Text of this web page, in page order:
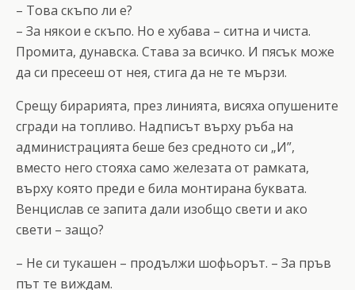
– Това скъпо ли е?
– За някои е скъпо. Но е хубава – ситна и чиста.
Промита, дунавска. Става за всичко. И пясък може
да си пресееш от нея, стига да не те мързи.
Срещу бирарията, през линията, висяха опушените
сгради на топливо. Надписът върху ръба на
администрацията беше без средното си „И”,
вместо него стояха само железата от рамката,
върху която преди е била монтирана буквата.
Венцислав се запита дали изобщо свети и ако
свети – защо?
– Не си тукашен – продължи шофьорът. – За пръв
път те виждам.